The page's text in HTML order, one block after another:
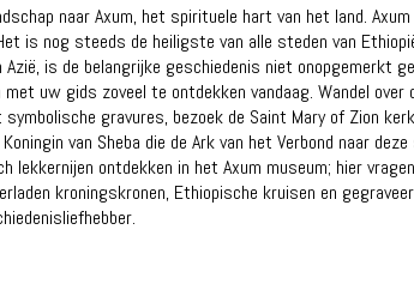
naar Axum, het spirituele hart van het land.
is nog steeds de heiligste van alle steden van
is de belangrijke geschiedenis niet onopgemerkt
uw gids zoveel te ontdekken vandaag. Wandel over
gravures, bezoek de Saint Mary of Zion
van Sheba die de Ark van het Verbond naar
ontdekken in het Axum museum; hier
kroningskronen, Ethiopische kruisen en